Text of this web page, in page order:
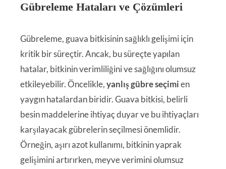
Gübreleme Hataları ve Çözümleri
Gübreleme, guava bitkisinin sağlıklı gelişimi için
kritik bir süreçtir. Ancak, bu süreçte yapılan
hatalar, bitkinin verimliliğini ve sağlığını olumsuz
etkileyebilir. Öncelikle,yanlış gübre seçimien
yaygın hatalardan biridir. Guava bitkisi, belirli
besin maddelerine ihtiyaç duyar ve bu ihtiyaçları
karşılayacak gübrelerin seçilmesi önemlidir.
Örneğin, aşırı azot kullanımı, bitkinin yaprak
gelişimini artırırken, meyve verimini olumsuz